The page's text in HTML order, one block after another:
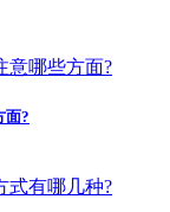
面?